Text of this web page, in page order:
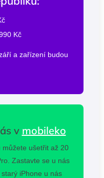
Kč
a zařízení budou
v mobileko
ušetřit až 20
Zastavte se u nás
iPhone u nás